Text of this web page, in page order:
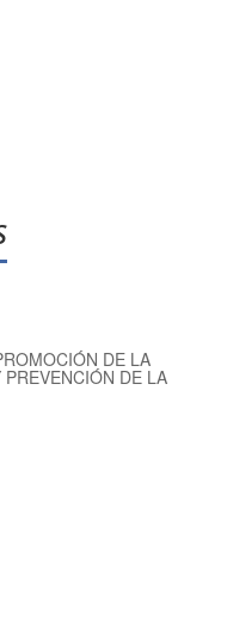
DE LA
DE LA